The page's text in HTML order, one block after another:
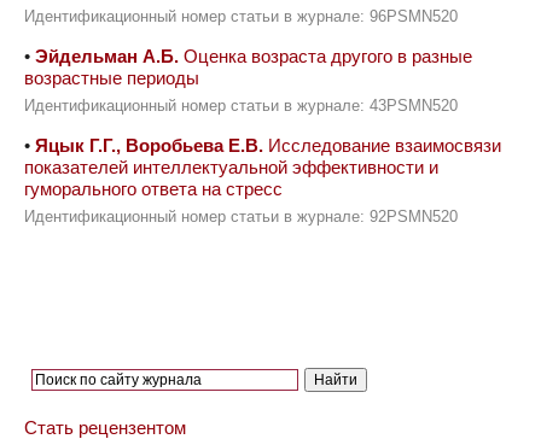
Идентификационный номер статьи в журнале: 96PSMN520
• Эйдельман А.Б. Оценка возраста другого в разные
возрастные периоды
Идентификационный номер статьи в журнале: 43PSMN520
• Яцык Г.Г., Воробьева Е.В. Исследование взаимосвязи
показателей интеллектуальной эффективности и
гуморального ответа на стресс
Идентификационный номер статьи в журнале: 92PSMN520
Стать рецензентом